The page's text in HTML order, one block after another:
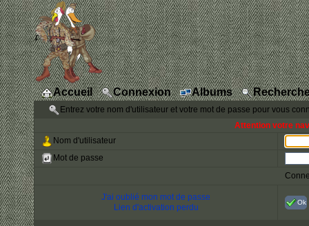
Accueil Connexion Albums
Entrez votre nom d'utilisateur et votre mot de passe pour vous
Attention votre
Nom d'utilisateur
Mot de passe
J'ai oublié mon mot de passe
Lien d'activation perdu
Ok